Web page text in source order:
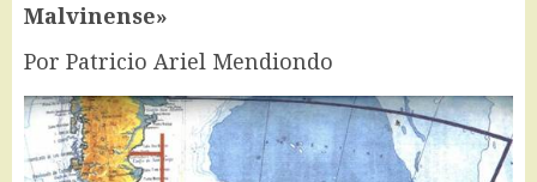
Malvinense»
Por Patricio Ariel Mendiondo